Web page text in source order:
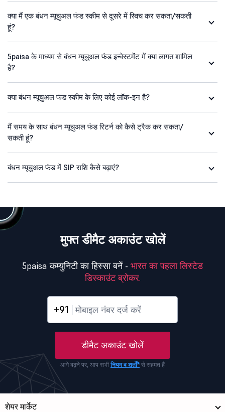
क्या मैं एक बंधन म्यूचुअल फंड स्कीम से दूसरे में स्विच कर सकता/सकती
हूं?
5paisa के माध्यम से बंधन म्यूचुअल फंड इन्वेस्टमेंट में क्या लागत शामिल
है?
क्या बंधन म्यूचुअल फंड स्कीम के लिए कोई लॉक-इन है?
मैं समय के साथ बंधन म्यूचुअल फंड रिटर्न को कैसे ट्रैक कर सकता/
सकती हूं?
बंधन म्यूचुअल फंड में SIP राशि कैसे बढ़ाएं?
मुफ्त डीमैट अकाउंट खोलें
5paisa कम्युनिटी का हिस्सा बनें - भारत का पहला लिस्टेड
डिस्काउंट ब्रोकर.
+91
डीमैट अकाउंट खोलें
आगे बढ़ने पर, आप सभी नियम व शर्तों*से सहमत हैं
शेयर मार्केट